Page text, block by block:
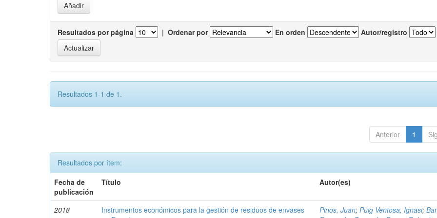
Resultados por página | Ordenar por En orden Autor/registro
Resultados 1-1 de 1.
Anterior 1
Resultados por ítem:
Fecha de
publicación
Título Autor(es)
2018
Instrumentos económicos para la gestión de residuos de envases
Pinos, Juan;Puig Ventosa, Ignasi;